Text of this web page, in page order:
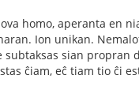
homo, aperanta en
Ion unikan.
subtaksas sian propran
ĉiam, eĉ tiam tio ĉi